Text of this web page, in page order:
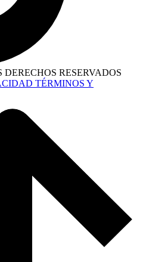
DERECHOS RESERVADOS
TÉRMINOS Y